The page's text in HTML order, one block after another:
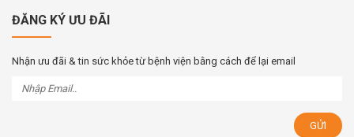
ĐĂNG KÝ ƯU ĐÃI
Nhận ưu đãi & tin sức khỏe từ bệnh viện bằng cách để lại email